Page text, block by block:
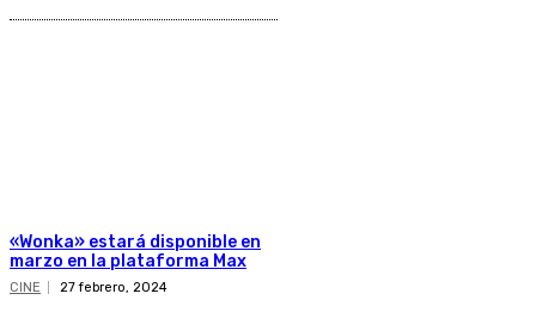
«Wonka» estará disponible en
marzo en la plataforma Max
CINE 27 febrero, 2024